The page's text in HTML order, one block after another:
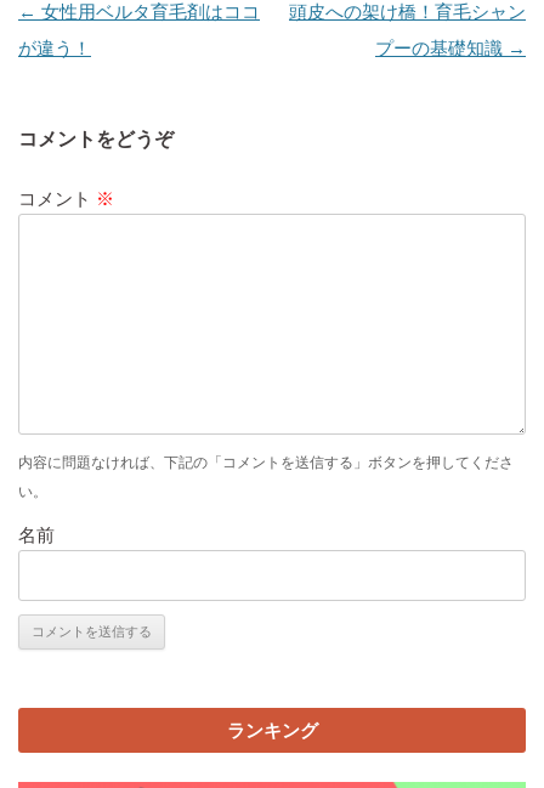
投
稿
ー
← 女性用ベルタ育毛剤はココ
が違う！
頭皮への架け橋！育毛シャン
プーの基礎知識 →
コメントをどうぞ
コメント ※
内容に問題なければ、下記の「コメントを送信する」ボタンを押してくださ
い。
名前
ランキング